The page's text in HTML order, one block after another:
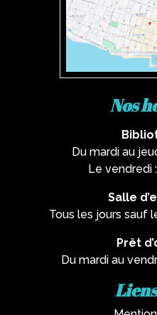
Nos
Du mardi au
Le vendredi
Salle
Tous les jours sauf
Prêt
Du mardi au